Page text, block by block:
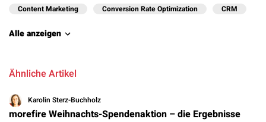
Content Marketing
Conversion Rate Optimization CRM
Alle anzeigen
Ähnliche Artikel
Karolin Sterz-Buchholz
morefire Weihnachts-Spendenaktion – die Ergebnisse